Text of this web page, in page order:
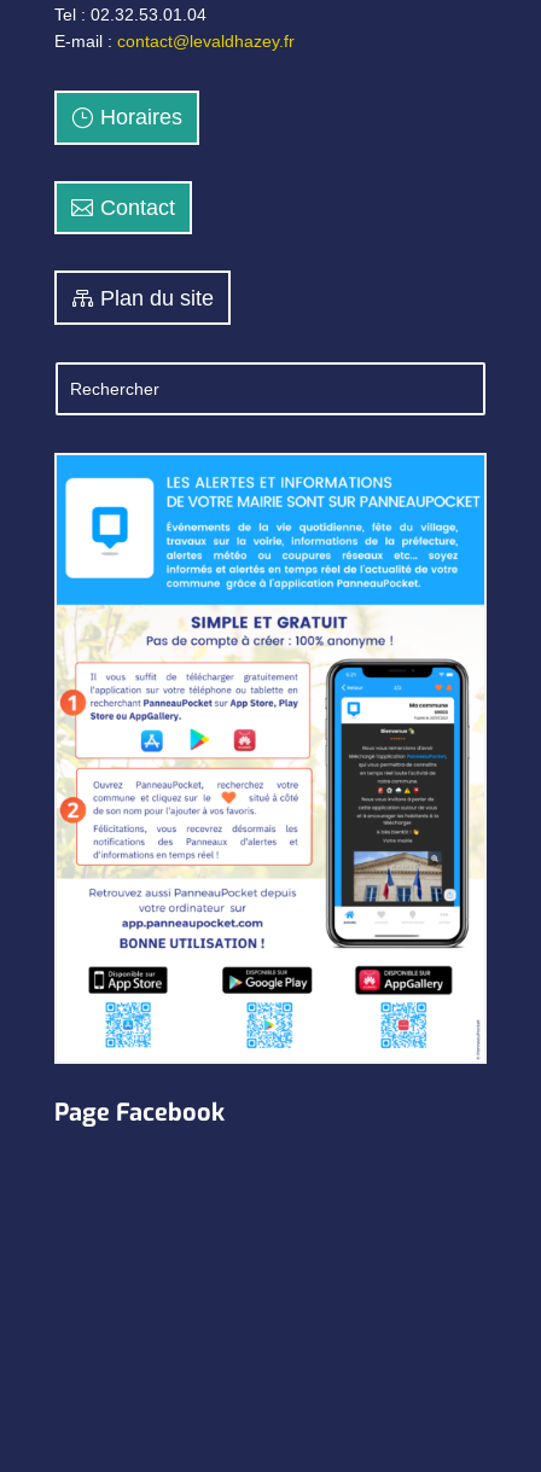
Tel : 02.32.53.01.04
E-mail : contact@levaldhazey.fr
Horaires
Contact
Plan du site
Page Facebook